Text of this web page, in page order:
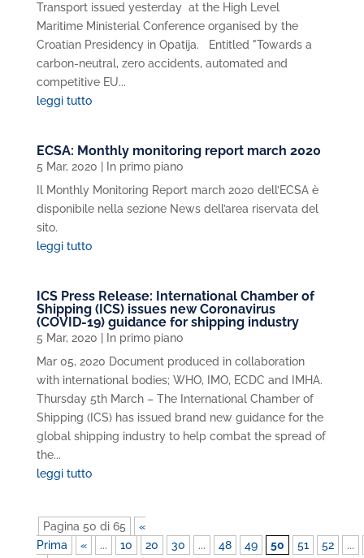
Transport issued yesterday at the High Level
Maritime Ministerial Conference organised by the
Croatian Presidency in Opatija. Entitled "Towards a
carbon-neutral, zero accidents, automated and
competitive EU...
leggi tutto
ECSA: Monthly monitoring report march 2020
5 Mar, 2020
In primo piano
Il Monthly Monitoring Report march 2020 dell’ECSA è
disponibile nella sezione News dell’area riservata del
sito.
leggi tutto
ICS Press Release: International Chamber of
Shipping (ICS) issues new Coronavirus
(COVID-19) guidance for shipping industry
5 Mar, 2020
In primo piano
Mar 05, 2020 Document produced in collaboration
with international bodies; WHO, IMO, ECDC and IMHA.
Thursday 5th March – The International Chamber of
Shipping (ICS) has issued brand new guidance for the
global shipping industry to help combat the spread of
the...
leggi tutto
Pagina 50 di 65
«
Prima
« ... 10 20 30 ... 48 49 50 51 52
...